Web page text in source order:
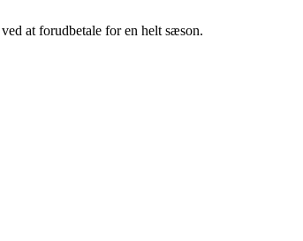
at forudbetale for en helt sæson.